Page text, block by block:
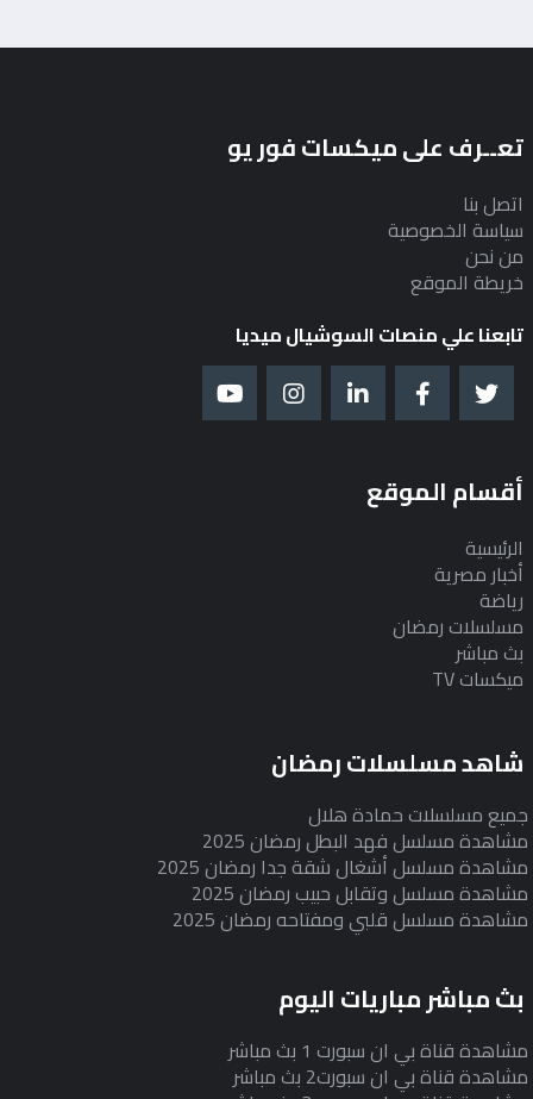
تعــرف على ميكسات فور يو
اتصل بنا
سياسة الخصوصية
من نحن
خريطة الموقع
تابعنا علي منصات السوشيال ميديا
أقسام الموقع
الرئيسية
أخبار مصرية
رياضة
مسلسلات رمضان
بث مباشر
ميكسات TV
شاهد مسلسلات رمضان
جميع مسلسلات حمادة هلال
مشاهدة مسلسل فهد البطل رمضان 2025
مشاهدة مسلسل أشغال شقة جدا رمضان 2025
مشاهدة مسلسل وتقابل حبيب رمضان 2025
مشاهدة مسلسل قلبي ومفتاحه رمضان 2025
بث مباشر مباريات اليوم
مشاهدة قناة بي ان سبورت 1 بث مباشر
مشاهدة قناة بي ان سبورت2 بث مباشر